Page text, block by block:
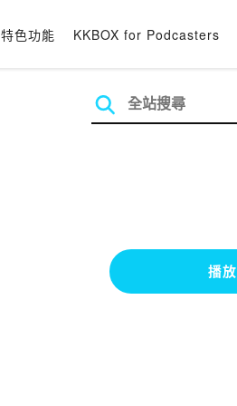
特色功能 KKBOX for Podcasters
播放